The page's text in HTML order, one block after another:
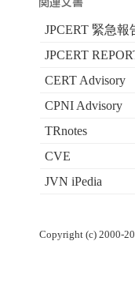
JPCERT 緊急報
JPCERT
CERT Advisory
CPNI Advisory
TRnotes
CVE
JVN iPedia
Copyright (c) 2000-